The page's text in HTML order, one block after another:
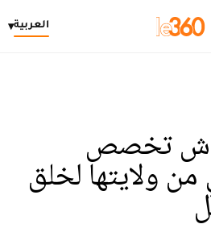
العربية▾
تخصص
من ولايتها لخلق